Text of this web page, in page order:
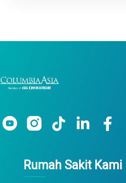
Rumah Sakit Kami